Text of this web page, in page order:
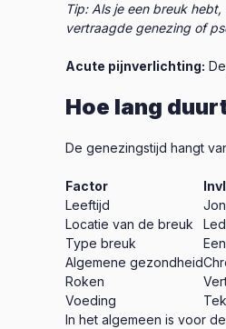
Tip: Als je een breuk
vertraagde genezing of
Acute pijnverlichting:
Hoe lang
De genezingstijd hangt
Factor
Leeftijd
Locatie van de breuk
Type breuk
Algemene gezondheid
Roken
Voeding
In het algemeen is voor